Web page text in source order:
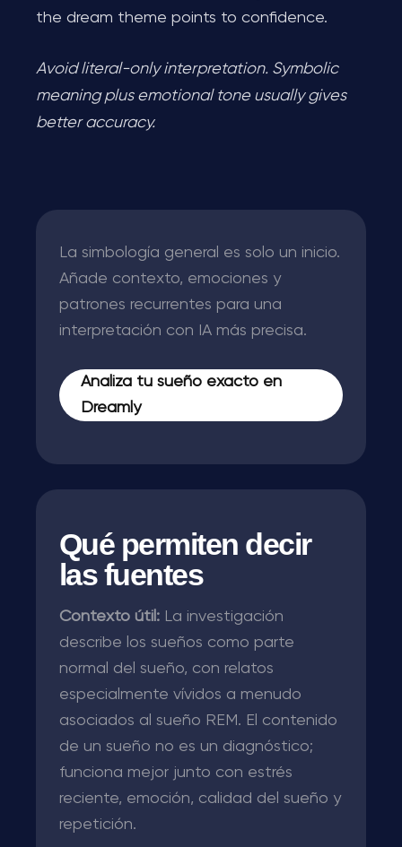
the dream theme points to confidence.
Avoid literal-only interpretation. Symbolic
meaning plus emotional tone usually gives
better accuracy.
La simbología general es solo un inicio.
Añade contexto, emociones y
patrones recurrentes para una
interpretación con IA más precisa.
Analiza tu sueño exacto en
Dreamly
Qué permiten decir
las fuentes
Contexto útil: La investigación
describe los sueños como parte
normal del sueño, con relatos
especialmente vívidos a menudo
asociados al sueño REM. El contenido
de un sueño no es un diagnóstico;
funciona mejor junto con estrés
reciente, emoción, calidad del sueño y
repetición.